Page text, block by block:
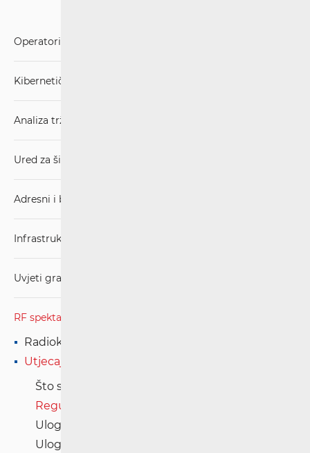
Operatori i usluge
Kibernetička sigurnost
Analiza tržišta
Ured za širokopojasnost (BCO)
Adresni i brojevni prostor
Infrastruktura
Uvjeti gradnje
RF spektar
Radiokomunikacije i radiodifuzija
Utjecaj elektromagnetskih polja (EMP)
Što su elektromagnetska polja?
Regulativa
Uloga HAKOM-a
Uloga drugih institucija